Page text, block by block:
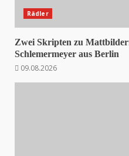
Rädler
Zwei Skripten zu
Schlemermeyer aus Berlin
09.08.2026